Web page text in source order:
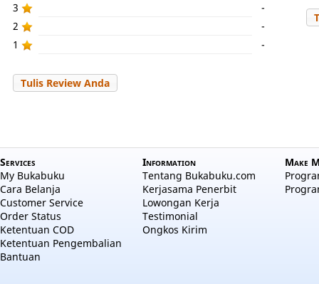
3
-
2
-
1
-
Tulis Review Anda
Services
My Bukabuku
Cara Belanja
Customer Service
Order Status
Ketentuan COD
Ketentuan Pengembalian
Bantuan
Information
Tentang Bukabuku.com
Kerjasama Penerbit
Lowongan Kerja
Testimonial
Ongkos Kirim
Make